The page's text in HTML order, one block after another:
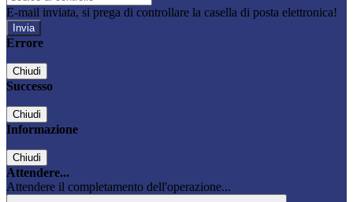
E-mail inviata, si prega di controllare la casella di posta elettronica!
Errore
Chiudi
Successo
Chiudi
Informazione
Chiudi
Attendere...
Attendere il completamento dell'operazione...